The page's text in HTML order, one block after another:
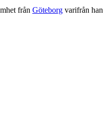
från Göteborg varifrån han